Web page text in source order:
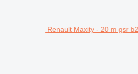
Renault Maxity - 20 m gsr